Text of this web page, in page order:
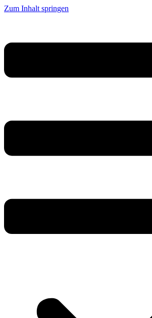
Zum Inhalt springen